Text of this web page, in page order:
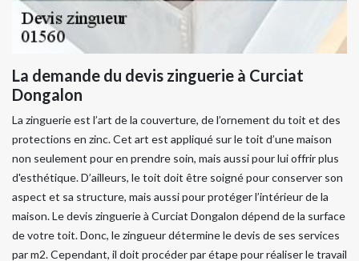
La demande du devis zinguerie à Curciat
Dongalon
La zinguerie est l’art de la couverture, de l’ornement du toit et des
protections en zinc. Cet art est appliqué sur le toit d’une maison
non seulement pour en prendre soin, mais aussi pour lui offrir plus
d'esthétique. D’ailleurs, le toit doit être soigné pour conserver son
aspect et sa structure, mais aussi pour protéger l’intérieur de la
maison. Le devis zinguerie à Curciat Dongalon dépend de la surface
de votre toit. Donc, le zingueur détermine le devis de ses services
par m2. Cependant, il doit procéder par étape pour réaliser le travail